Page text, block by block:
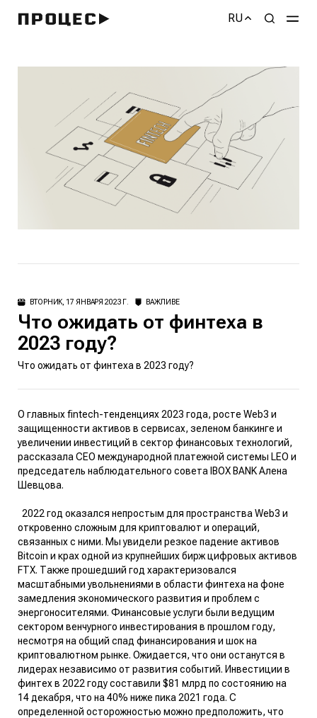
RU
ВТОРНИК, 17 ЯНВАРЯ 2023 Г. ВАЖЛИВЕ
Что ожидать от финтеха в
2023 году?
Что ожидать от финтеха в 2023 году?
О главных fintech-тенденциях 2023 года, росте Web3 и
защищенности активов в сервисах, зеленом банкинге и
увеличении инвестиций в сектор финансовых технологий,
рассказала CEO международной платежной системы LEO и
председатель наблюдательного совета IBOX BANK Алена
Шевцова.
2022 год оказался непростым для пространства Web3 и
откровенно сложным для криптовалют и операций,
связанных с ними. Мы увидели резкое падение активов
Bitcoin и краходной из крупнейших бирж цифровых активов
FTX. Также прошедший год характеризовался
масштабными увольнениями в области финтеха на фоне
замедления экономического развития и проблем с
энергоносителями. Финансовые услуги были ведущим
сектором венчурного инвестирования в прошлом году,
несмотря на общий спад финансирования и шок на
криптовалютном рынке. Ожидается, что они останутся в
лидерах независимо от развития событий. Инвестиции в
финтех в 2022 году составили $81 млрд по состоянию на
14 декабря, что на 40% ниже пика 2021 года. С
определенной осторожностью можно предположить, что